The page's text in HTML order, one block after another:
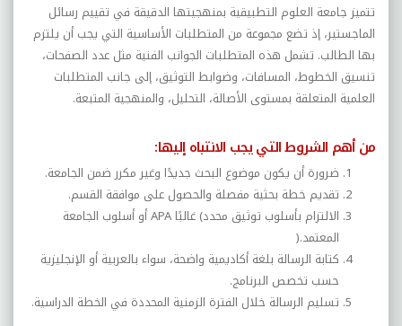
تتميز جامعة العلوم التطبيقية بمنهجيتها الدقيقة في تقييم رسائل
الماجستير، إذ تضع مجموعة من المتطلبات الأساسية التي يجب أن يلتزم
بها الطالب. تشمل هذه المتطلبات الجوانب الفنية مثل عدد الصفحات،
تنسيق الخطوط، المسافات، وضوابط التوثيق، إلى جانب المتطلبات
العلمية المتعلقة بمستوى الأصالة، التحليل، والمنهجية المتبعة.
من أهم الشروط التي يجب الانتباه إليها:
ضرورة أن يكون موضوع البحث جديدًا وغير مكرر ضمن الجامعة.
تقديم خطة بحثية مفصلة والحصول على موافقة القسم.
الالتزام بأسلوب توثيق محدد( غالبًا APAأو أسلوب الجامعة
المعتمد).
كتابة الرسالة بلغة أكاديمية واضحة، سواء بالعربية أو الإنجليزية
حسب تخصص البرنامج.
تسليم الرسالة خلال الفترة الزمنية المحددة في الخطة الدراسية.